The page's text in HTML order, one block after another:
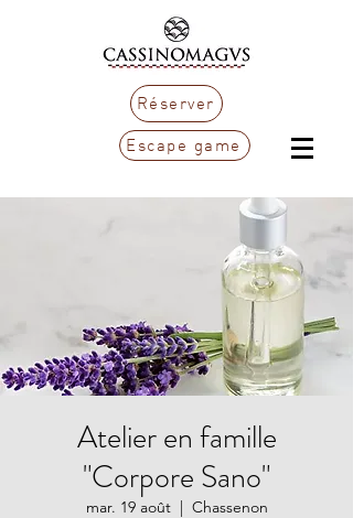
Réserver
Escape game
Atelier en famille
"Corpore Sano"
mar. 19 août
  |
Chassenon